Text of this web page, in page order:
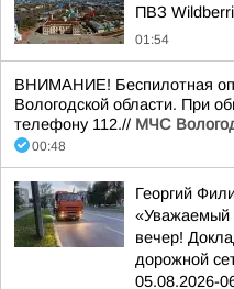
ПВЗ
01:54
ВНИМАНИЕ! Беспилотная
Вологодской области. При
телефону 112.// МЧС
00:48
Георгий
«Уважаемый
вечер!
дорожной
05.08.2026-